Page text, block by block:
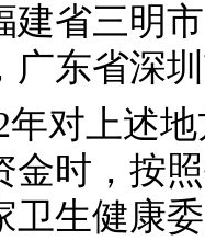
建省三明
广东省深
年对上述
金时，按
卫生健康